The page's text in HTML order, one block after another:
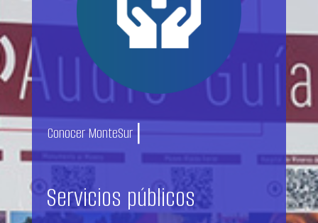
Conocer MonteSur |
Servicios públicos